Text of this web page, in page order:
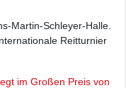
Martin-Schleyer-Halle.
Reitturnier
im Großen Preis von